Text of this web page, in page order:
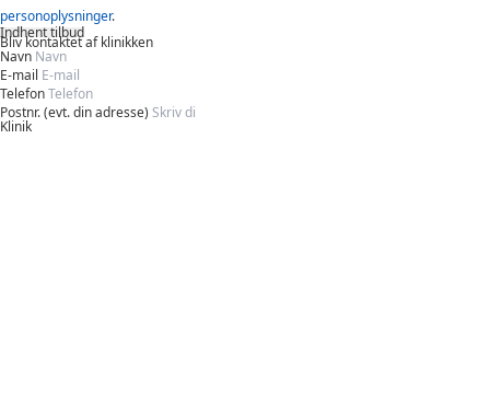
personoplysninger.
Indhent tilbud
Bliv kontaktet af klinikken
Navn
E-mail
Telefon
Postnr. (evt. din adresse)
Klinik